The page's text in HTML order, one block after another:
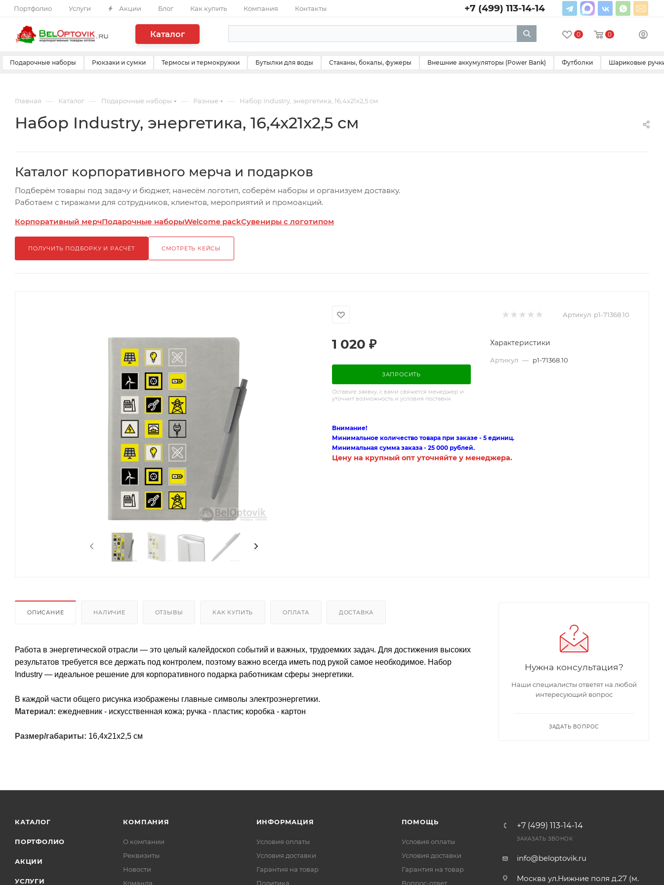
Портфолио Услуги Акции Блог Как купить Компания Контакты +7 (499) 113-14-14
Каталог 0 0
Подарочные наборы Рюкзаки и сумки Термосы и термокружки Бутылки для воды Стаканы, бокалы, фужеры Внешние аккумуляторы (Power Bank) Футболки Шариковые
Главная — Каталог — Подарочные наборы — Разные — Набор Industry, энергетика, 16,4х21х2,5 см
Набор Industry, энергетика, 16,4х21х2,5 см
Каталог корпоративного мерча и подарков
Подберём товары под задачу и бюджет, нанесём логотип, соберём наборы и организуем доставку.
Работаем с тиражами для сотрудников, клиентов, мероприятий и промоакций.
Корпоративный мерчПодарочные наборыWelcome packСувениры с логотипом
ПОЛУЧИТЬ ПОДБОРКУ И РАСЧЁТ СМОТРЕТЬ КЕЙСЫ
Артикул: p1-71368.10
1 020 ₽
ЗАПРОСИТЬ
Оставьте заявку, с вами свяжется менеджер и
уточнит возможность и условия поставки
Характеристики
Артикул — p1-71368.10
Внимание!
Минимальное количество товара при заказе - 5 единиц.
Минимальная сумма заказа - 25 000 рублей.
Цену на крупный опт уточняйте у менеджера.
ОПИСАНИЕ НАЛИЧИЕ ОТЗЫВЫ КАК КУПИТЬ ОПЛАТА ДОСТАВКА
Работа в энергетической отрасли — это целый калейдоскоп событий и важных, трудоемких задач. Для достижения высоких
результатов требуется все держать под контролем, поэтому важно всегда иметь под рукой самое необходимое. Набор
Industry — идеальное решение для корпоративного подарка работникам сферы энергетики.
В каждой части общего рисунка изображены главные символы электроэнергетики.
Материал: ежедневник - искусственная кожа; ручка - пластик; коробка - картон
Размер/габариты: 16,4х21х2,5 см
Нужна консультация?
Наши специалисты ответят на любой
интересующий вопрос
ЗАДАТЬ ВОПРОС
КАТАЛОГ
ПОРТФОЛИО
АКЦИИ
УСЛУГИ
КОМПАНИЯ
О компании
Реквизиты
Новости
Команда
ИНФОРМАЦИЯ
Условия оплаты
Условия доставки
Гарантия на товар
Политика
ПОМОЩЬ
Условия оплаты
Условия доставки
Гарантия на товар
Вопрос-ответ
+7 (499) 113-14-14
ЗАКАЗАТЬ ЗВОНОК
info@beloptovik.ru
Москва ул.Нижние поля д.27 (м.